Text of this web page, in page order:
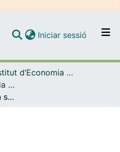
Navega per tot el DD
Iniciar sessió (current)
IEB (Institut d’Economia de Barcelona)
IEB (Institut d’Economia de Barcelona) – Working Papers
Has Covid vaccination success increased the marginal willingness to pay taxes? [WP]